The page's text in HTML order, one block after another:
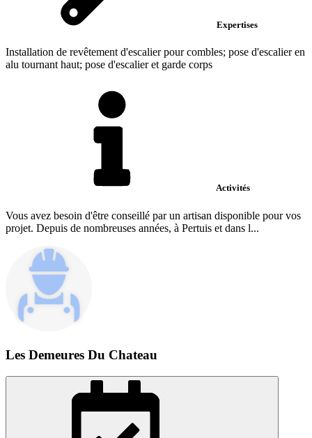
Expertises
Installation de revêtement d'escalier pour combles; pose d'escalier en
alu tournant haut; pose d'escalier et garde corps
Activités
Vous avez besoin d'être conseillé par un artisan disponible pour vos
projet. Depuis de nombreuses années, à Pertuis et dans l...
Les Demeures Du Chateau